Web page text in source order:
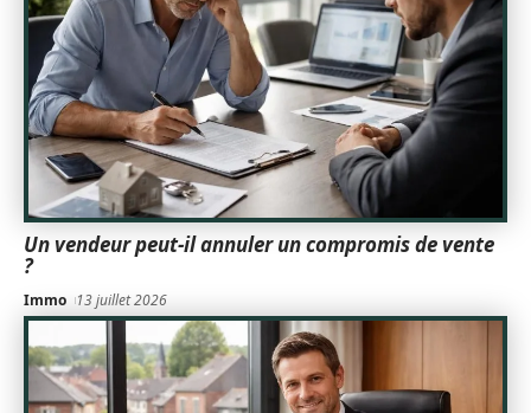
Un vendeur peut-il annuler un compromis de vente
?
Immo 13 juillet 2026